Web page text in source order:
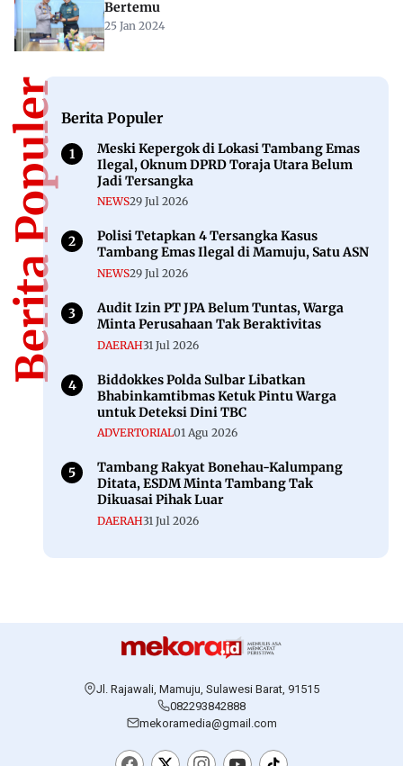
Bertemu
25 Jan 2024
Berita PopulerBerita Populer
Meski Kepergok di Lokasi Tambang Emas
Ilegal, Oknum DPRD Toraja Utara Belum
Jadi Tersangka
NEWS29 Jul 2026
Polisi Tetapkan 4 Tersangka Kasus
Tambang Emas Ilegal di Mamuju, Satu ASN
NEWS29 Jul 2026
Audit Izin PT JPA Belum Tuntas, Warga
Minta Perusahaan Tak Beraktivitas
DAERAH31 Jul 2026
Biddokkes Polda Sulbar Libatkan
Bhabinkamtibmas Ketuk Pintu Warga
untuk Deteksi Dini TBC
ADVERTORIAL01 Agu 2026
Tambang Rakyat Bonehau-Kalumpang
Ditata, ESDM Minta Tambang Tak
Dikuasai Pihak Luar
DAERAH31 Jul 2026
Jl. Rajawali, Mamuju, Sulawesi Barat, 91515
082293842888
mekoramedia@gmail.com